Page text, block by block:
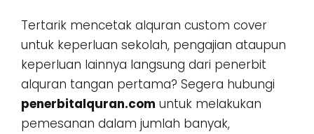
Tertarik mencetak alquran custom cover
untuk keperluan sekolah, pengajian ataupun
keperluan lainnya langsung dari penerbit
alquran tangan pertama? Segera hubungi
penerbitalquran.com untuk melakukan
pemesanan dalam jumlah banyak,